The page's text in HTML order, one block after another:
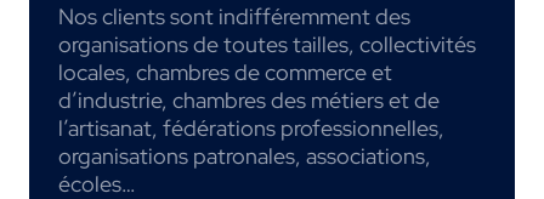
Nos clients sont indifféremment des
organisations de toutes tailles, collectivités
locales, chambres de commerce et
d’industrie, chambres des métiers et de
l’artisanat, fédérations professionnelles,
organisations patronales, associations,
écoles…